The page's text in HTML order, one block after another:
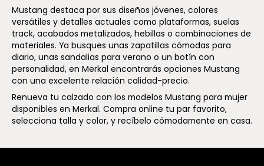
Mustang destaca por sus diseños jóvenes, colores
versátiles y detalles actuales como plataformas, suelas
track, acabados metalizados, hebillas o combinaciones de
materiales. Ya busques unas zapatillas cómodas para
diario, unas sandalias para verano o un botín con
personalidad, en Merkal encontrarás opciones Mustang
con una excelente relación calidad-precio.
Renueva tu calzado con los modelos Mustang para mujer
disponibles en Merkal. Compra online tu par favorito,
selecciona talla y color, y recíbelo cómodamente en casa.